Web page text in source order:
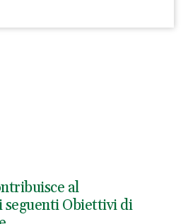
al
Obiettivi di